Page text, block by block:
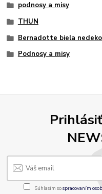
podnosy a misy
THUN
Bernadotte biela
Podnosy a misy
Súhlasím sospracovaním